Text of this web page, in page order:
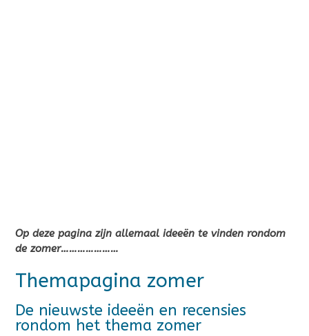
Op deze pagina zijn allemaal ideeën te vinden rondom
de zomer…………………
Themapagina zomer
De nieuwste ideeën en recensies
rondom het thema zomer